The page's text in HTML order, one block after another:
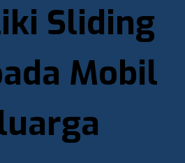
Sliding
Mobil